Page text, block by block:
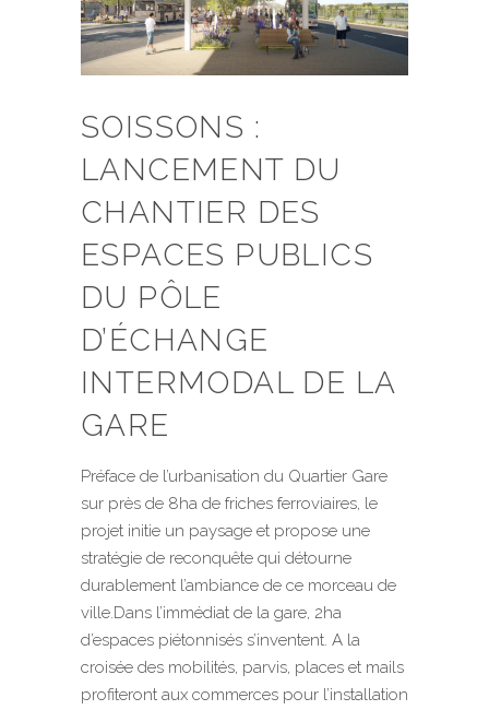
SOISSONS :
LANCEMENT DU
CHANTIER DES
ESPACES PUBLICS
DU PÔLE
D’ÉCHANGE
INTERMODAL DE LA
GARE
Préface de l’urbanisation du Quartier Gare
sur près de 8ha de friches ferroviaires, le
projet initie un paysage et propose une
stratégie de reconquête qui détourne
durablement l’ambiance de ce morceau de
ville.Dans l’immédiat de la gare, 2ha
d’espaces piétonnisés s’inventent. A la
croisée des mobilités, parvis, places et mails
profiteront aux commerces pour l’installation